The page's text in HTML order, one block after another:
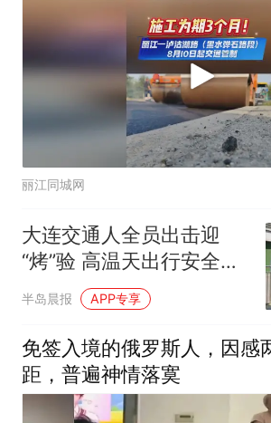
丽江同城网
大连交通人全员出击迎
“烤”验 高温天出行安全感
拉满
半岛晨报 APP专享
免签入境的俄罗斯人，因感
距，普遍神情落寞